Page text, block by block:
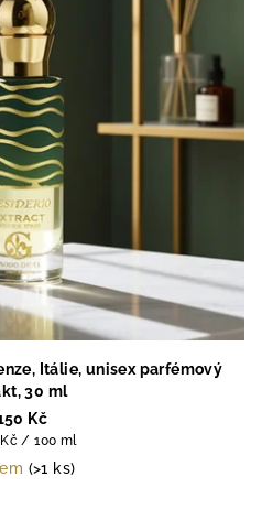
Itálie, unisex parfémový
30 ml
Kč
/ 100 ml
(>1 ks)